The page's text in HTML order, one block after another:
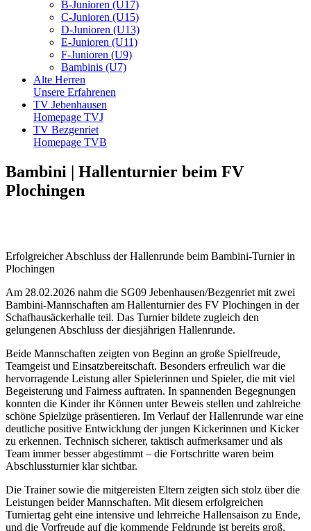
B-Junioren (U17)
C-Junioren (U15)
D-Junioren (U13)
E-Junioren (U11)
F-Junioren (U9)
Bambinis (U7)
Alte Herren
Unsere Erfahrenen
TV Jebenhausen
Homepage TVJ
TV Bezgenriet
Homepage TVB
Bambini | Hallenturnier beim FV
Plochingen
Erfolgreicher Abschluss der Hallenrunde beim Bambini-Turnier in
Plochingen
Am 28.02.2026 nahm die SG09 Jebenhausen/Bezgenriet mit zwei
Bambini-Mannschaften am Hallenturnier des FV Plochingen in der
Schafhausäckerhalle teil. Das Turnier bildete zugleich den
gelungenen Abschluss der diesjährigen Hallenrunde.
Beide Mannschaften zeigten von Beginn an große Spielfreude,
Teamgeist und Einsatzbereitschaft. Besonders erfreulich war die
hervorragende Leistung aller Spielerinnen und Spieler, die mit viel
Begeisterung und Fairness auftraten. In spannenden Begegnungen
konnten die Kinder ihr Können unter Beweis stellen und zahlreiche
schöne Spielzüge präsentieren. Im Verlauf der Hallenrunde war eine
deutliche positive Entwicklung der jungen Kickerinnen und Kicker
zu erkennen. Technisch sicherer, taktisch aufmerksamer und als
Team immer besser abgestimmt – die Fortschritte waren beim
Abschlussturnier klar sichtbar.
Die Trainer sowie die mitgereisten Eltern zeigten sich stolz über die
Leistungen beider Mannschaften. Mit diesem erfolgreichen
Turniertag geht eine intensive und lehrreiche Hallensaison zu Ende,
und die Vorfreude auf die kommende Feldrunde ist bereits groß.